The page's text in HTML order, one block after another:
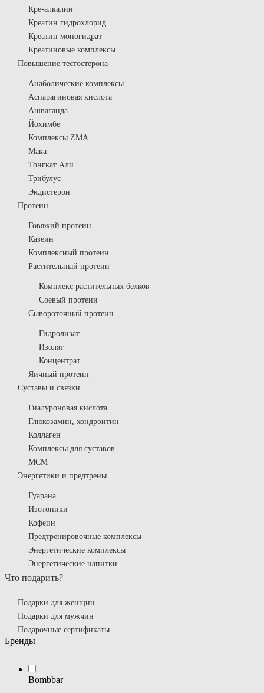
Кре-алкалин
Креатин гидрохлорид
Креатин моногидрат
Креатиновые комплексы
Повышение тестостерона
Анаболические комплексы
Аспарагиновая кислота
Ашваганда
Йохимбе
Комплексы ZMA
Мака
Тонгкат Али
Трибулус
Экдистерон
Протеин
Говяжий протеин
Казеин
Комплексный протеин
Растительный протеин
Комплекс растительных белков
Соевый протеин
Сывороточный протеин
Гидролизат
Изолят
Концентрат
Яичный протеин
Суставы и связки
Гиалуроновая кислота
Глюкозамин, хондроитин
Коллаген
Комплексы для суставов
МСМ
Энергетики и предтрены
Гуарана
Изотоники
Кофеин
Предтренировочные комплексы
Энергетические комплексы
Энергетические напитки
Что подарить?
Подарки для женщин
Подарки для мужчин
Подарочные сертификаты
Бренды
Bombbar